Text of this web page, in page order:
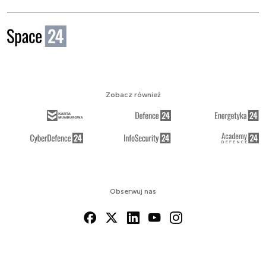
Obserwuj nas
Zobacz również